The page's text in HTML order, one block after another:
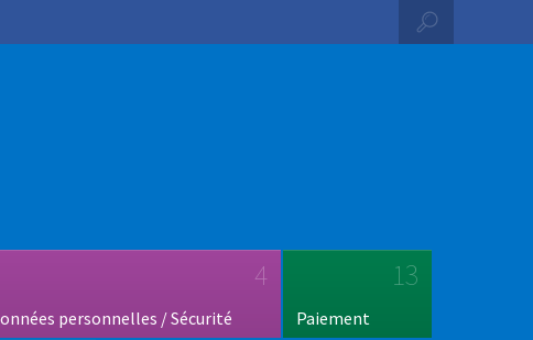
4
personnelles / Sécurité
13
Paiement